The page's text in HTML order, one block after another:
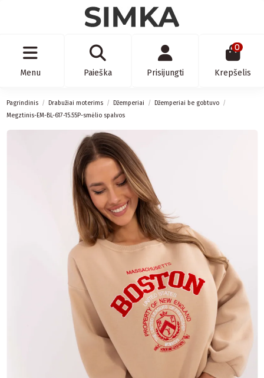
Menu Paieška Prisijungti
0
Krepšelis
Pagrindinis Drabužiai moterims Džemperiai
Džemperiai be gobtuvo
Megztinis-EM-BL-617-15.55P-smėlio spalvos